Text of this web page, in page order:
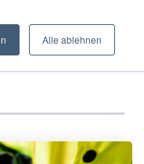
Alle ablehnen